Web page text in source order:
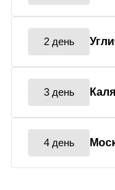
2 день
3 день
4 день